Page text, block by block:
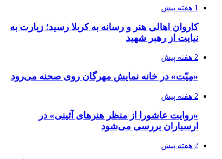
1 هفته پیش
کاروان اهالی هنر و رسانه به کربلا رسید؛ زیارت به
نیایت از رهبر شهید
2 هفته پیش
«مِیّت» در خانه نمایش مهرگان روی صحنه می‌رود
2 هفته پیش
«روایت عاشورا از منظر هنرهای آئینی» در
ارسباران بررسی می‌شود
2 هفته پیش